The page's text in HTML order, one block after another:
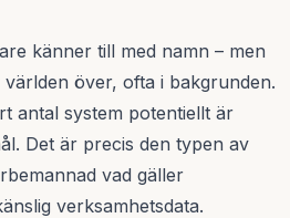
känner till med namn – men
över, ofta i bakgrunden.
antal system potentiellt är
Det är precis den typen av
vad gäller
verksamhetsdata.